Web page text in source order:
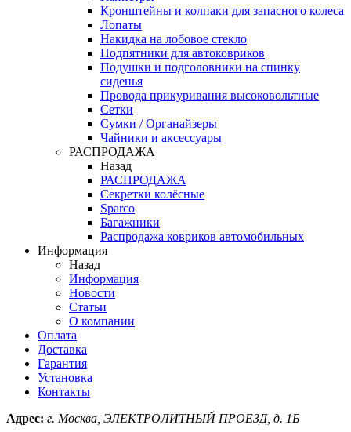
Кронштейны и колпаки для запасного колеса
Лопаты
Накидка на лобовое стекло
Подпятники для автоковриков
Подушки и подголовники на спинку
сиденья
Провода прикуривания высоковольтные
Сетки
Сумки / Органайзеры
Чайники и аксессуары
РАСПРОДАЖА
Назад
РАСПРОДАЖА
Секретки колёсные
Sparco
Багажники
Распродажа ковриков автомобильных
Информация
Назад
Информация
Новости
Статьи
О компании
Оплата
Доставка
Гарантия
Установка
Контакты
Адрес: г. Москва, ЭЛЕКТРОЛИТНЫЙ ПРОЕЗД, д. 1Б